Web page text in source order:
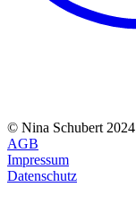
© Nina Schubert 2024
AGB
Impressum
Datenschutz